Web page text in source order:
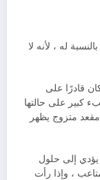
له ، لأنه لا
قادرًا على
كبير على حالتها
متزوج يظهر
إلى حلول
، وإذا رأت